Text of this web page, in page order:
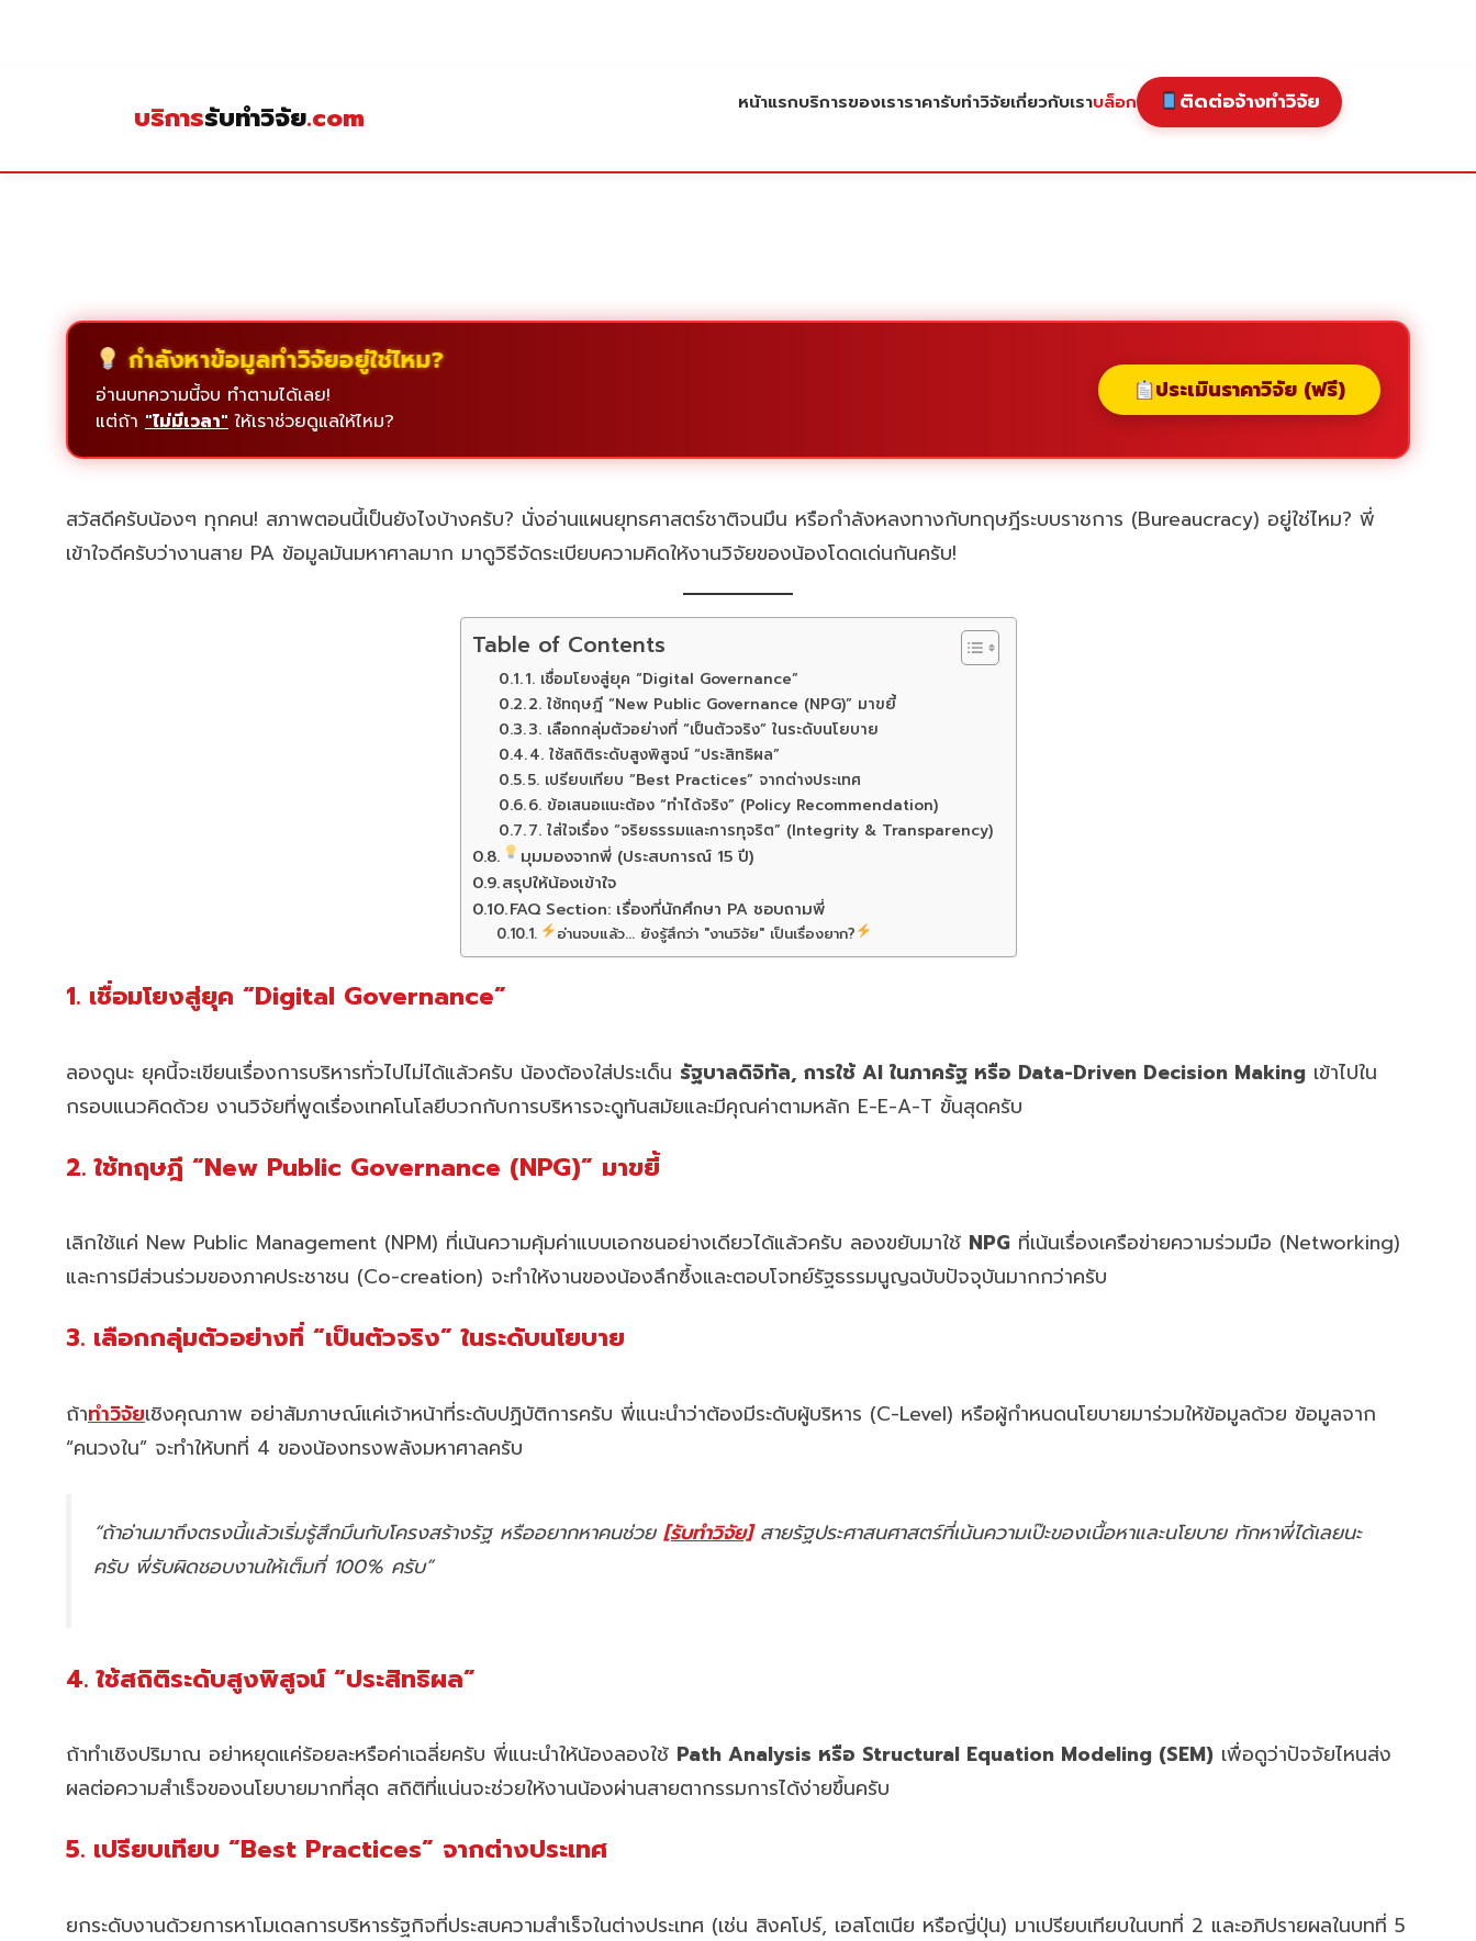
บริการรับทำวิจัย.com หน้าแรกบริการของเราราคารับทำวิจัยเกี่ยวกับเราบล็อก ติดต่อจ้างทำวิจัย
กำลังหาข้อมูลทำวิจัยอยู่ใช่ไหม?
อ่านบทความนี้จบ ทำตามได้เลย!
แต่ถ้า "ไม่มีเวลา" ให้เราช่วยดูแลให้ไหม?
ประเมินราคาวิจัย (ฟรี)
สวัสดีครับน้องๆ ทุกคน! สภาพตอนนี้เป็นยังไงบ้างครับ? นั่งอ่านแผนยุทธศาสตร์ชาติจนมึน หรือกำลังหลงทางกับทฤษฎีระบบราชการ (Bureaucracy) อยู่ใช่ไหม? พี่
เข้าใจดีครับว่างานสาย PA ข้อมูลมันมหาศาลมาก มาดูวิธีจัดระเบียบความคิดให้งานวิจัยของน้องโดดเด่นกันครับ!
Table of Contents
1. เชื่อมโยงสู่ยุค “Digital Governance”
2. ใช้ทฤษฎี “New Public Governance (NPG)” มาขยี้
3. เลือกกลุ่มตัวอย่างที่ “เป็นตัวจริง” ในระดับนโยบาย
4. ใช้สถิติระดับสูงพิสูจน์ “ประสิทธิผล”
5. เปรียบเทียบ “Best Practices” จากต่างประเทศ
6. ข้อเสนอแนะต้อง “ทำได้จริง” (Policy Recommendation)
7. ใส่ใจเรื่อง “จริยธรรมและการทุจริต” (Integrity & Transparency)
มุมมองจากพี่ (ประสบการณ์ 15 ปี)
สรุปให้น้องเข้าใจ
FAQ Section: เรื่องที่นักศึกษา PA ชอบถามพี่
อ่านจบแล้ว... ยังรู้สึกว่า "งานวิจัย" เป็นเรื่องยาก?
1. เชื่อมโยงสู่ยุค “Digital Governance”
ลองดูนะ ยุคนี้จะเขียนเรื่องการบริหารทั่วไปไม่ได้แล้วครับ น้องต้องใส่ประเด็น รัฐบาลดิจิทัล, การใช้ AI ในภาครัฐ หรือ Data-Driven Decision Making เข้าไปใน
กรอบแนวคิดด้วย งานวิจัยที่พูดเรื่องเทคโนโลยีบวกกับการบริหารจะดูทันสมัยและมีคุณค่าตามหลัก E-E-A-T ขั้นสุดครับ
2. ใช้ทฤษฎี “New Public Governance (NPG)” มาขยี้
เลิกใช้แค่ New Public Management (NPM) ที่เน้นความคุ้มค่าแบบเอกชนอย่างเดียวได้แล้วครับ ลองขยับมาใช้ NPG ที่เน้นเรื่องเครือข่ายความร่วมมือ (Networking)
และการมีส่วนร่วมของภาคประชาชน (Co-creation) จะทำให้งานของน้องลึกซึ้งและตอบโจทย์รัฐธรรมนูญฉบับปัจจุบันมากกว่าครับ
3. เลือกกลุ่มตัวอย่างที่ “เป็นตัวจริง” ในระดับนโยบาย
ถ้าทำวิจัยเชิงคุณภาพ อย่าสัมภาษณ์แค่เจ้าหน้าที่ระดับปฏิบัติการครับ พี่แนะนำว่าต้องมีระดับผู้บริหาร (C-Level) หรือผู้กำหนดนโยบายมาร่วมให้ข้อมูลด้วย ข้อมูลจาก
“คนวงใน” จะทำให้บทที่ 4 ของน้องทรงพลังมหาศาลครับ
“ถ้าอ่านมาถึงตรงนี้แล้วเริ่มรู้สึกมึนกับโครงสร้างรัฐ หรืออยากหาคนช่วย [รับทำวิจัย]สายรัฐประศาสนศาสตร์ที่เน้นความเป๊ะของเนื้อหาและนโยบาย ทักหาพี่ได้เลยนะ
ครับ พี่รับผิดชอบงานให้เต็มที่ 100% ครับ”
4. ใช้สถิติระดับสูงพิสูจน์ “ประสิทธิผล”
ถ้าทำเชิงปริมาณ อย่าหยุดแค่ร้อยละหรือค่าเฉลี่ยครับ พี่แนะนำให้น้องลองใช้ Path Analysis หรือ Structural Equation Modeling (SEM) เพื่อดูว่าปัจจัยไหนส่ง
ผลต่อความสำเร็จของนโยบายมากที่สุด สถิติที่แน่นจะช่วยให้งานน้องผ่านสายตากรรมการได้ง่ายขึ้นครับ
5. เปรียบเทียบ “Best Practices” จากต่างประเทศ
ยกระดับงานด้วยการหาโมเดลการบริหารรัฐกิจที่ประสบความสำเร็จในต่างประเทศ (เช่น สิงคโปร์, เอสโตเนีย หรือญี่ปุ่น) มาเปรียบเทียบในบทที่ 2 และอภิปรายผลในบทที่ 5